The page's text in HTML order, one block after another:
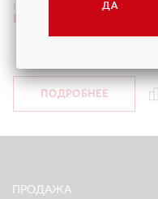
Цена
ПОДРОБНЕЕ
ПРОДАЖА
ДА